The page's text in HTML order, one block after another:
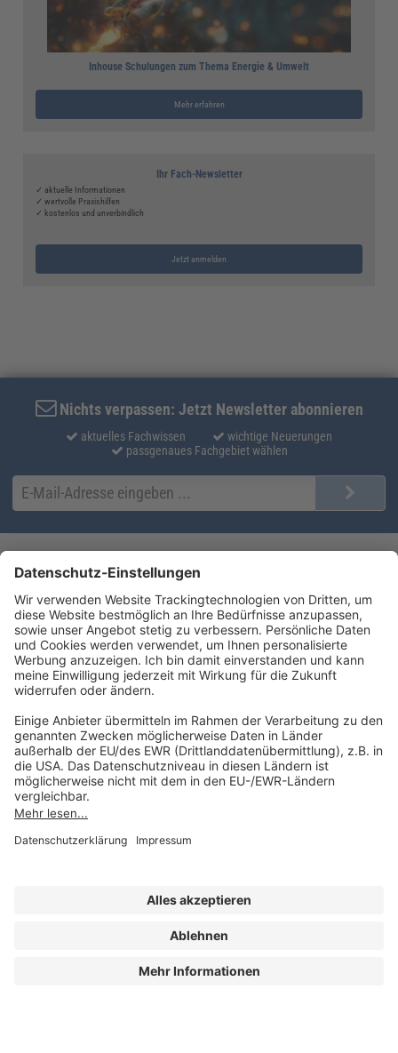
Inhouse Schulungen zum Thema Energie & Umwelt
Mehr erfahren
Ihr Fach-Newsletter
✓ aktuelle Informationen
✓ wertvolle Praxishilfen
✓ kostenlos und unverbindlich
Jetzt anmelden
Nichts verpassen: Jetzt Newsletter abonnieren
aktuelles Fachwissen
wichtige Neuerungen
passgenaues Fachgebiet wählen
(08233) 38 11 23
service@forum-verlag.com
Mo-Do 07:30 - 17:00 Uhr
Fr 07:30 - 15:00 Uhr
AKADEMIE HERKERT
Unsere Marken
Folgen Sie uns
Cookie-Einstellungen
AGB und Lizenzbedingungen